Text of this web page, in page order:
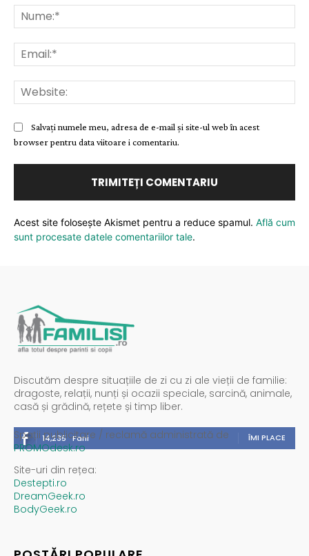
Salvați numele meu, adresa de e-mail și site-ul web în acest
browser pentru data viitoare i comentariu.
Acest site folosește Akismet pentru a reduce spamul. Află cum
sunt procesate datele comentariilor tale.
Discutăm despre situațiile de zi cu zi ale vieții de familie:
dragoste, relații, nunți și ocazii speciale, sarcină, animale,
casă și grădină, rețete și timp liber.
14,235 Fani ÎMI PLACE
Spații publicitare / reclamă administrată de
PROMOdesk.ro
Site-uri din rețea:
Destepti.ro
DreamGeek.ro
BodyGeek.ro